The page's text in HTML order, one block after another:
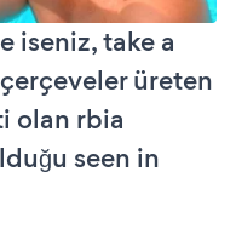
iseniz, take a
üreten
olan rbia
seen in